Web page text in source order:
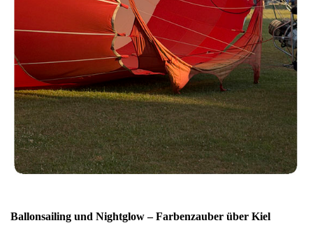
Ballonsailing und Nightglow – Farbenzauber über Kiel